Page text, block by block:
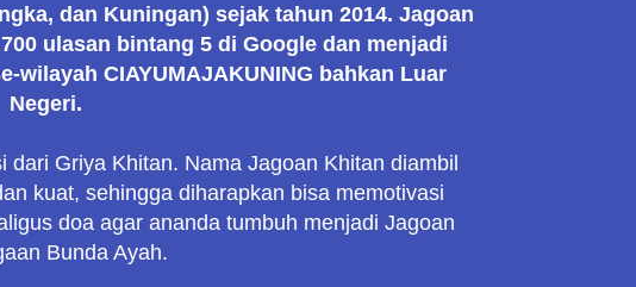
dan Kuningan) sejak tahun 2014. Jagoan
ulasan bintang 5 di Google dan menjadi
wilayah CIAYUMAJAKUNING bahkan Luar
Negeri.
Griya Khitan. Nama Jagoan Khitan diambil
kuat, sehingga diharapkan bisa memotivasi
doa agar ananda tumbuh menjadi Jagoan
Bunda Ayah.